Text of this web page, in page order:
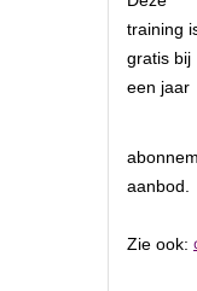
training
gratis bij
een jaar
aanbod.
Zie ook: